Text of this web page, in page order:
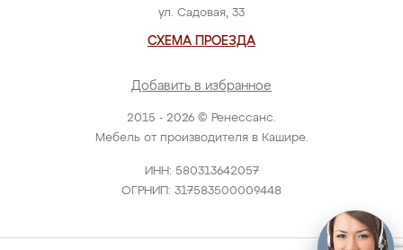
2015 - 2026 © Ренессанс.
Мебель от производителя в Кашире.
ИНН: 580313642057
ОГРНИП: 317583500009448
ул. Садовая, 33
СХЕМА ПРОЕЗДА
Добавить в избранное